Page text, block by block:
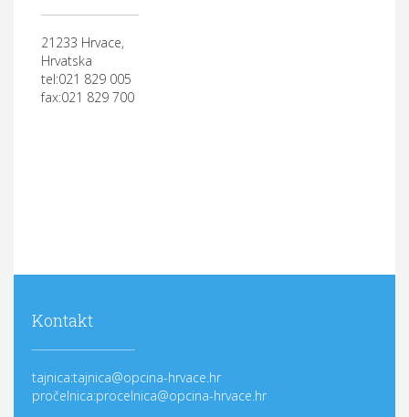
21233 Hrvace,
Hrvatska
tel:021 829 005
fax:021 829 700
Kontakt
tajnica:tajnica@opcina-hrvace.hr
pročelnica:procelnica@opcina-hrvace.hr